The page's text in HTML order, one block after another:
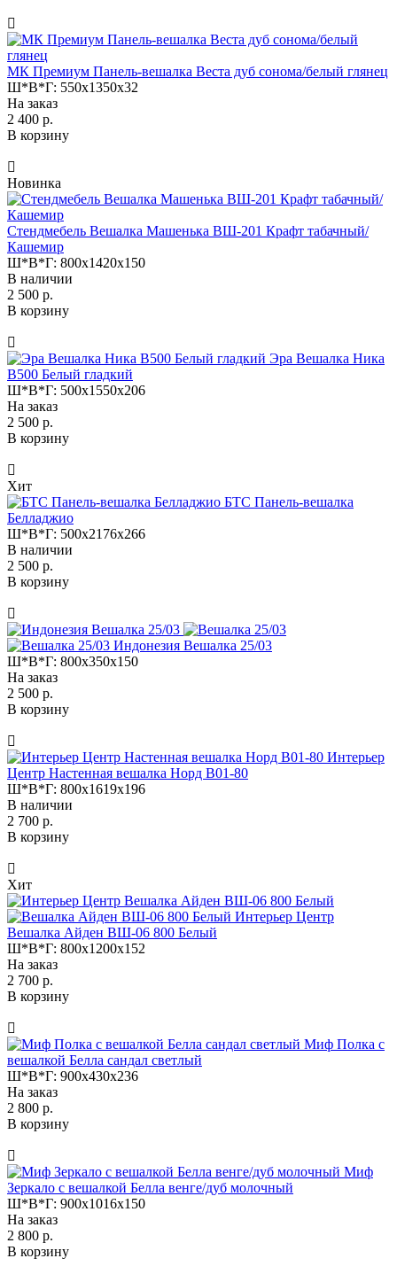
МК Премиум Панель-вешалка Веста дуб сонома/белый глянец
Ш*В*Г: 550x1350x32
На заказ
2 400 р.
В корзину
Новинка
Стендмебель Вешалка Машенька ВШ-201 Крафт табачный/
Кашемир
Ш*В*Г: 800x1420x150
В наличии
2 500 р.
В корзину
Эра Вешалка Ника
В500 Белый гладкий
Ш*В*Г: 500x1550x206
На заказ
2 500 р.
В корзину
Хит
БТС Панель-вешалка
Белладжио
Ш*В*Г: 500x2176x266
В наличии
2 500 р.
В корзину
Индонезия Вешалка 25/03
Ш*В*Г: 800x350x150
На заказ
2 500 р.
В корзину
Интерьер
Центр Настенная вешалка Норд В01-80
Ш*В*Г: 800x1619x196
В наличии
2 700 р.
В корзину
Хит
Интерьер Центр
Вешалка Айден ВШ-06 800 Белый
Ш*В*Г: 800x1200x152
На заказ
2 700 р.
В корзину
Миф Полка с
вешалкой Белла сандал светлый
Ш*В*Г: 900x430x236
На заказ
2 800 р.
В корзину
Миф
Зеркало с вешалкой Белла венге/дуб молочный
Ш*В*Г: 900x1016x150
На заказ
2 800 р.
В корзину